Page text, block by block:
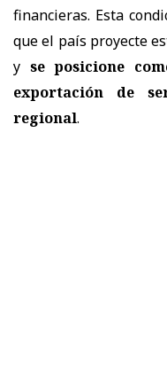
financieras. Esta
que el país proyecte
y se posicione
exportación de
regional.